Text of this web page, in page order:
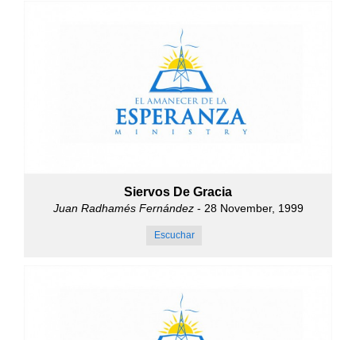
Siervos De Gracia
Juan Radhamés Fernández- 28 November, 1999
Escuchar